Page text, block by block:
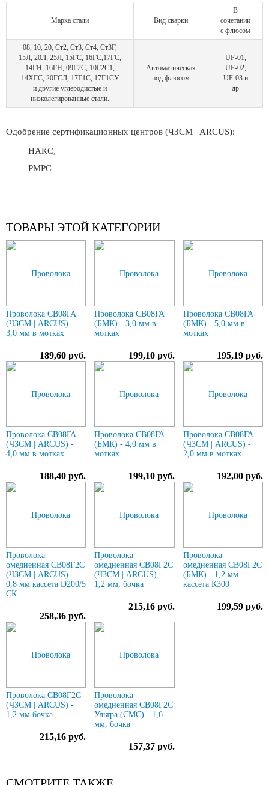
Марка стали Вид сварки
В
сочетании
с флюсом
08, 10, 20, Ст2, Ст3, Ст4, Ст3Г,
15Л, 20Л, 25Л, 15ГС, 16ГС,17ГС,
14ГН, 16ГН, 09Г2С, 10Г2С1,
14ХГС, 20ГСЛ, 17Г1С, 17Г1СУ
и другие углеродистые и
низколегированные стали.
Автоматическая
под флюсом
UF-01,
UF-02,
UF-03 и
др
Одобрение сертификационных центров (ЧЗСМ | ARCUS):
НАКС,
РМРС
ТОВАРЫ ЭТОЙ КАТЕГОРИИ
Проволока СВ08ГА
(ЧЗСМ | ARCUS) -
3,0 мм в мотках
189,60 руб.
Проволока СВ08ГА
(БМК) - 3,0 мм в
мотках
199,10 руб.
Проволока СВ08ГА
(БМК) - 5,0 мм в
мотках
195,19 руб.
Проволока СВ08ГА
(ЧЗСМ | ARCUS) -
4,0 мм в мотках
188,40 руб.
Проволока СВ08ГА
(БМК) - 4,0 мм в
мотках
199,10 руб.
Проволока СВ08ГА
(ЧЗСМ | ARCUS) -
2,0 мм в мотках
192,00 руб.
Проволока
омедненная СВ08Г2С
(ЧЗСМ | ARCUS) -
0,8 мм кассета D200/5
СК
258,36 руб.
Проволока
омедненная СВ08Г2С
(ЧЗСМ | ARCUS) -
1,2 мм, бочка
215,16 руб.
Проволока
омедненная СВ08Г2С
(БМК) - 1,2 мм
кассета К300
199,59 руб.
Проволока СВ08Г2С
(ЧЗСМ | ARCUS) -
1,2 мм бочка
215,16 руб.
Проволока
омедненная СВ08Г2С
Ультра (СМС) - 1,6
мм, бочка
157,37 руб.